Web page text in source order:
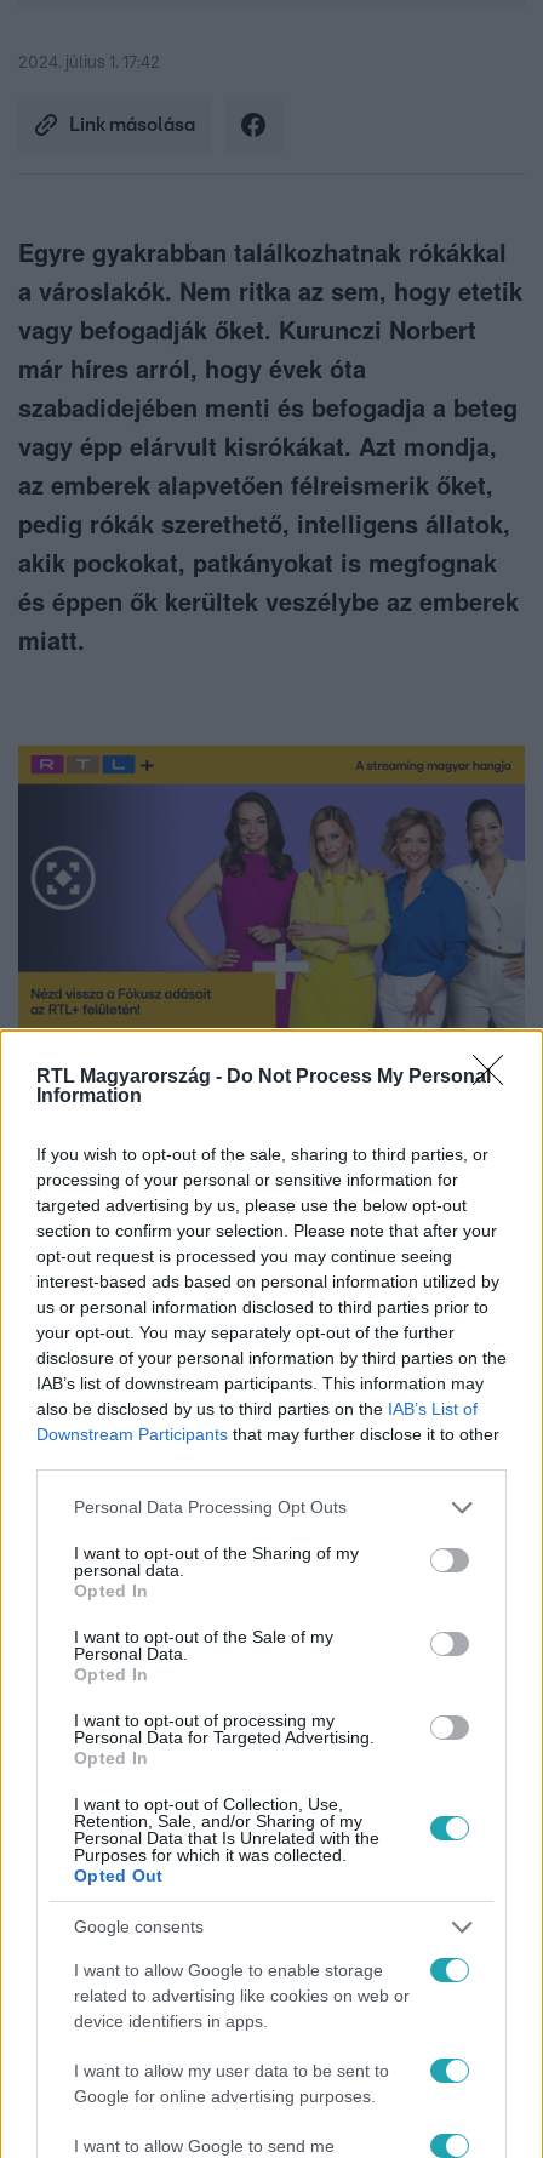
RTL Magyarország - Do Not Process My Personal
Information
If you wish to opt-out of the sale, sharing to third parties, or
processing of your personal or sensitive information for
targeted advertising by us, please use the below opt-out
section to confirm your selection. Please note that after your
opt-out request is processed you may continue seeing
interest-based ads based on personal information utilized by
us or personal information disclosed to third parties prior to
your opt-out. You may separately opt-out of the further
disclosure of your personal information by third parties on the
IAB’s list of downstream participants. This information may
also be disclosed by us to third parties on the IAB’s List of
Downstream Participants that may further disclose it to other
Please note that this website/app uses one or more Google
not limited to your visit or usage behaviour. You may click to
grant or deny consent to Google and its third-party tags to
use your data for below specified purposes in below Google
consent section.
Personal Data Processing Opt Outs
I want to opt-out of the Sharing of my
personal data.
Opted In
I want to opt-out of the Sale of my
Personal Data.
Opted In
I want to opt-out of processing my
Personal Data for Targeted Advertising.
Opted In
I want to opt-out of Collection, Use,
Retention, Sale, and/or Sharing of my
Personal Data that Is Unrelated with the
Purposes for which it was collected.
Opted Out
Google consents
I want to allow Google to enable storage
related to advertising like cookies on web or
device identifiers in apps.
I want to allow my user data to be sent to
Google for online advertising purposes.
I want to allow Google to send me
2024. július 1. 17:42
Link másolása
Egyre gyakrabban találkozhatnak rókákkal
a városlakók. Nem ritka az sem, hogy etetik
vagy befogadják őket. Kurunczi Norbert
már híres arról, hogy évek óta
szabadidejében menti és befogadja a beteg
vagy épp elárvult kisrókákat. Azt mondja,
az emberek alapvetően félreismerik őket,
pedig rókák szerethető, intelligens állatok,
akik pockokat, patkányokat is megfognak
és éppen ők kerültek veszélybe az emberek
miatt.
Nézd vissza a Fókusz adásait az RTL+-on!
Itt állítsd be, hogy az RTL.hu az elsők között
legyen a Google-találatokban!
Kövess minket, és értesülj a friss hírekről a
FÓKUSZ
RÓKA #VÁROSOK #ÁLLATOK
Népszerű